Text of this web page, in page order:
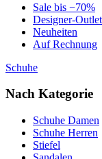
Sale bis −70%
Designer-Outlet
Neuheiten
Auf Rechnung
Schuhe
Nach Kategorie
Schuhe Damen
Schuhe Herren
Stiefel